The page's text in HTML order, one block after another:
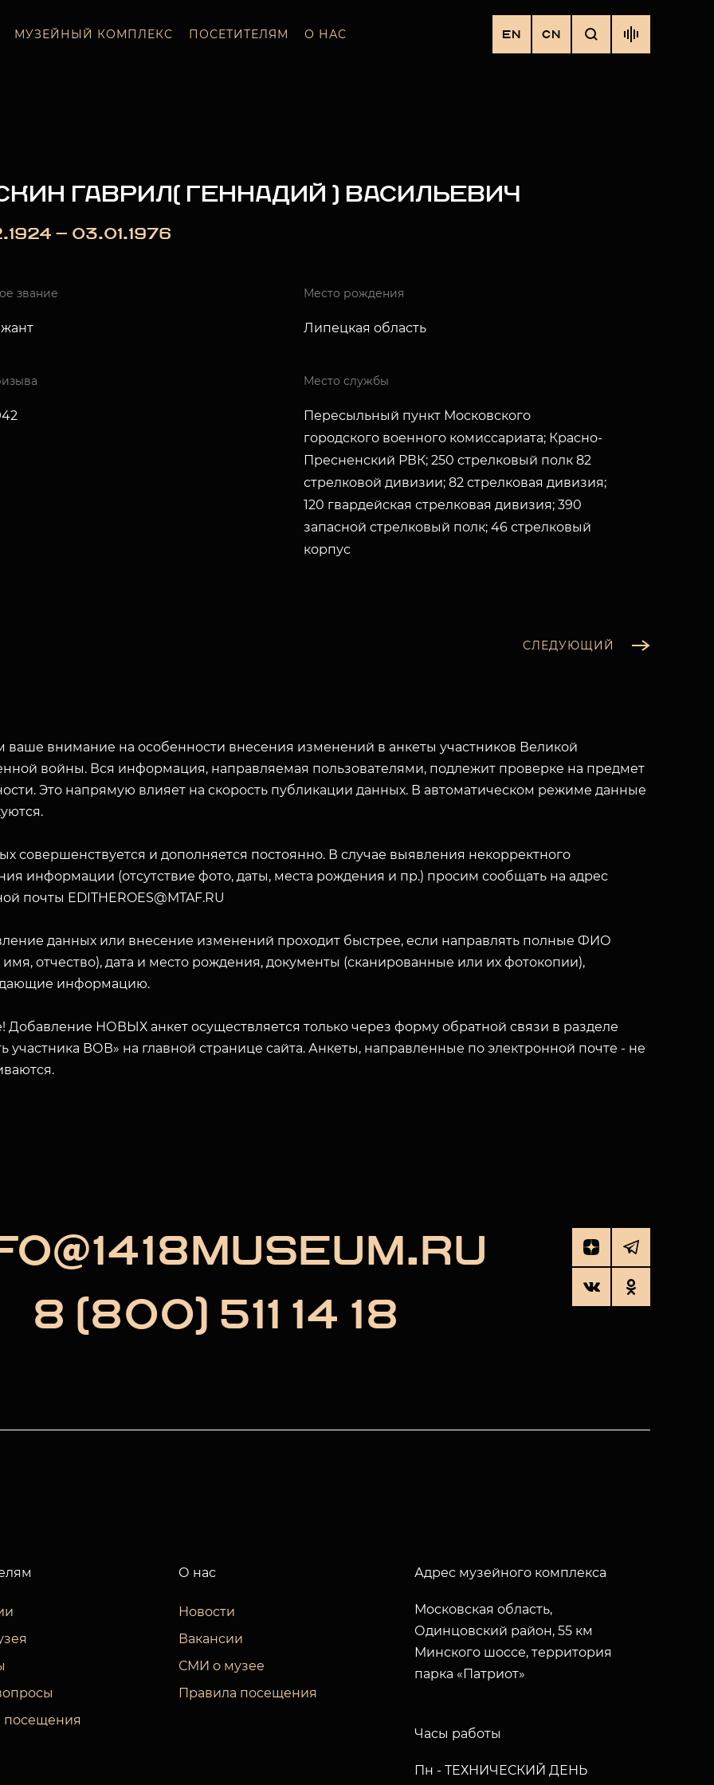
МУЗЕЙНЫЙ КОМПЛЕКС ПОСЕТИТЕЛЯМ О НАС EN CN
ГАВРИЛ( ГЕННАДИЙ ) ВАСИЛЬЕВИЧ
— 03.01.1976
звание Место рождения
Липецкая область
Место службы
Пересыльный пункт Московского
городского военного комиссариата; Красно-
Пресненский РВК; 250 стрелковый полк 82
стрелковой дивизии; 82 стрелковая дивизия;
120 гвардейская стрелковая дивизия; 390
запасной стрелковый полк; 46 стрелковый
корпус
СЛЕДУЮЩИЙ
внимание на особенности внесения изменений в анкеты участников Великой
войны. Вся информация, направляемая пользователями, подлежит проверке на предмет
Это напрямую влияет на скорость публикации данных. В автоматическом режиме данные
совершенствуется и дополняется постоянно. В случае выявления некорректного
информации (отсутствие фото, даты, места рождения и пр.) просим сообщать на адрес
почты EDITHEROES@MTAF.RU
данных или внесение изменений проходит быстрее, если направлять полные ФИО
отчество), дата и место рождения, документы (сканированные или их фотокопии),
информацию.
Добавление НОВЫХ анкет осуществляется только через форму обратной связи в разделе
участника ВОВ» на главной странице сайта. Анкеты, направленные по электронной почте - не
8 (800) 511 14 18
посещения
О нас
Новости
Вакансии
СМИ о музее
Правила посещения
Адрес музейного комплекса
Московская область,
Одинцовский район, 55 км
Минского шоссе, территория
парка «Патриот»
Часы работы
Пн - ТЕХНИЧЕСКИЙ ДЕНЬ